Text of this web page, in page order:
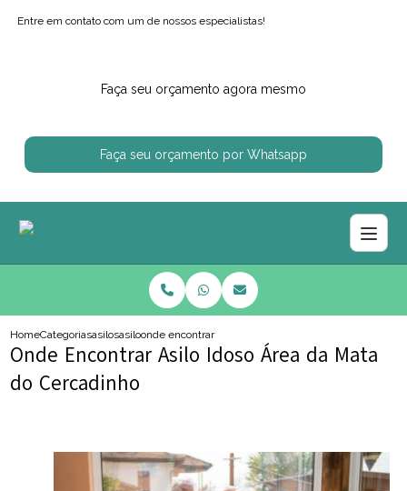
Entre em contato com um de nossos especialistas!
Faça seu orçamento agora mesmo
Faça seu orçamento por Whatsapp
HomeCategoriasasilosasiloonde encontrar asilo idoso area da mata do cercadinho
Onde Encontrar Asilo Idoso Área da Mata
do Cercadinho